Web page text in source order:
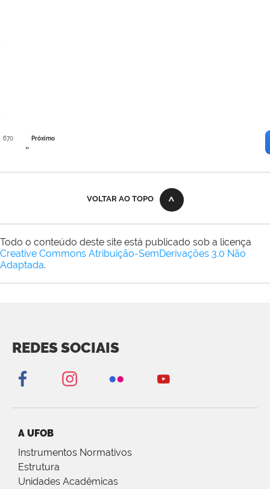
670
Próximo
»
VOLTAR AO TOPO
Todo o conteúdo deste site está publicado sob a licença
Creative Commons Atribuição-SemDerivações 3.0 Não
Adaptada.
REDES SOCIAIS
A UFOB
Instrumentos Normativos
Estrutura
Unidades Acadêmicas